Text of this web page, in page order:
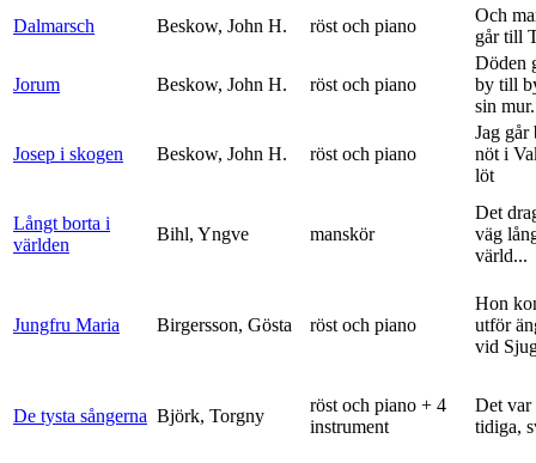
Dalmarsch
Beskow, John H. röst och piano
Och
går till
Jorum Beskow, John H. röst och piano
Döden
by till
sin
Josep i skogen Beskow, John H. röst och piano
Jag går
nöt i
löt
Långt borta i
världen
Bihl, Yngve manskör
Det
väg
värld...
Jungfru Maria Birgersson, Gösta röst och piano
Hon
utför
vid
De tysta sångerna Björk, Torgny
röst och piano + 4
instrument
Det var
tidiga,